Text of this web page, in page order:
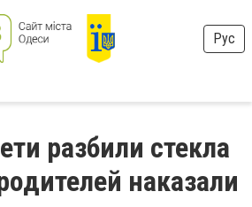
Рус
разбили стекла
наказали